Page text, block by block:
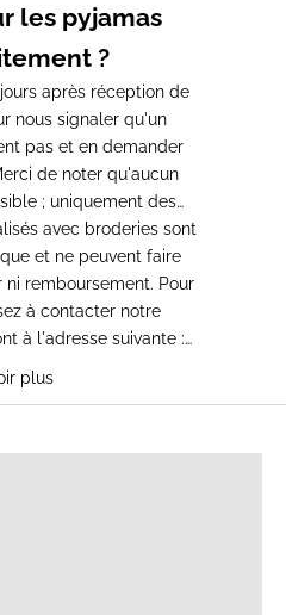
les pyjamas
?
après réception de
nous signaler qu'un
pas et en demander
de noter qu'aucun
; uniquement des
avec broderies sont
et ne peuvent faire
ni remboursement. Pour
à contacter notre
à l'adresse suivante :
plus